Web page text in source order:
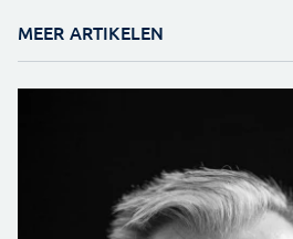
MEER ARTIKELEN